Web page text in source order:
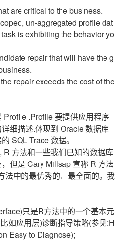
are critical to the business.
un-aggregated profile dat
is exhibiting the behavior yo
repair that will have the g
repair exceeds the cost of the
.Profile 要提供应用程序
细描述.体现到 Oracle 数据库
SQL Trace 数据。
方法和一些我们已知的数据库
但是 Cary Millsap 宣称 R 方法
法中的最优秀的、最全面的。我
只是R方法中的一个基本元
如应用层)诊断指导策略(参见:H
Easy to Diagnose);